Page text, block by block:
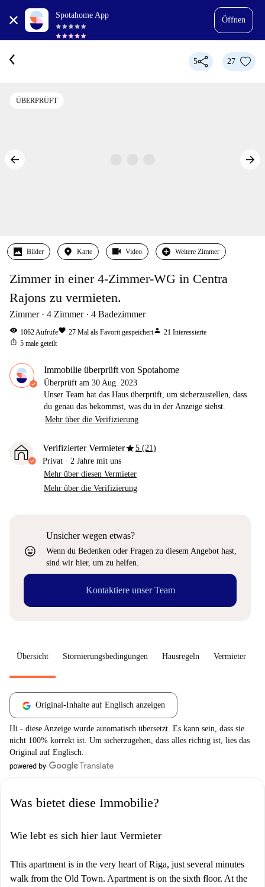
Spotahome App
Öffnen
5 27
ÜBERPRÜFT
Bilder Karte Video Weitere Zimmer
Zimmer in einer 4-Zimmer-WG in Centra
Rajons zu vermieten.
Zimmer 4 Zimmer 4 Badezimmer
visibility 1062Aufrufefavorite 27 Mal als Favorit gespeichertperson 21 Interessierte
ios_share 5 male geteilt
Immobilie überprüft von Spotahome
Überprüft am 30 Aug. 2023
Unser Team hat das Haus überprüft, um sicherzustellen, dass
du genau das bekommst, was du in der Anzeige siehst.
Mehr über die Verifizierung
Verifizierter Vermieterstar5 (21)
Privat · 2 Jahre mit uns
Mehr über diesen Vermieter
Mehr über die Verifizierung
sentiment_very_satisfied
Unsicher wegen etwas?
Wenn du Bedenken oder Fragen zu diesem Angebot hast,
sind wir hier, um zu helfen.
Kontaktiere unser Team
Übersicht Stornierungsbedingungen Hausregeln Vermieter
Original-Inhalte auf Englisch anzeigen
Hi - diese Anzeige wurde automatisch übersetzt. Es kann sein, dass sie
nicht 100% korrekt ist. Um sicherzugehen, dass alles richtig ist, lies das
Original auf Englisch.
Was bietet diese Immobilie?
Wie lebt es sich hier laut Vermieter
This apartment is in the very heart of Riga, just several minutes
walk from the Old Town. Apartment is on the sixth floor. At the